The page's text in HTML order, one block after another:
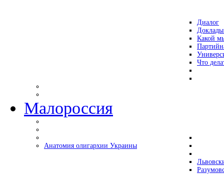
Диалог
Какой
Что
Малороссия
Анатомия олигархии Украины